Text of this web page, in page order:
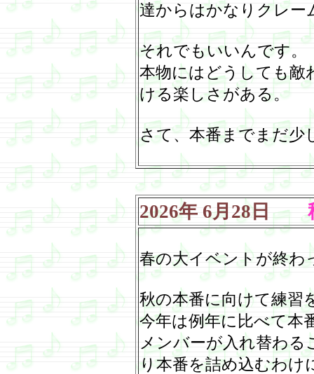
達からはかなりクレー
それでもいいんです。
本物にはどうしても敵
ける楽しさがある。
さて、本番までまだ少
2026年 6月 28日 秋
春の大イベントが終わ
秋の本番に向けて練習
今年は例年に比べて本
メンバーが入れ替わ
り本番を詰め込むわけ